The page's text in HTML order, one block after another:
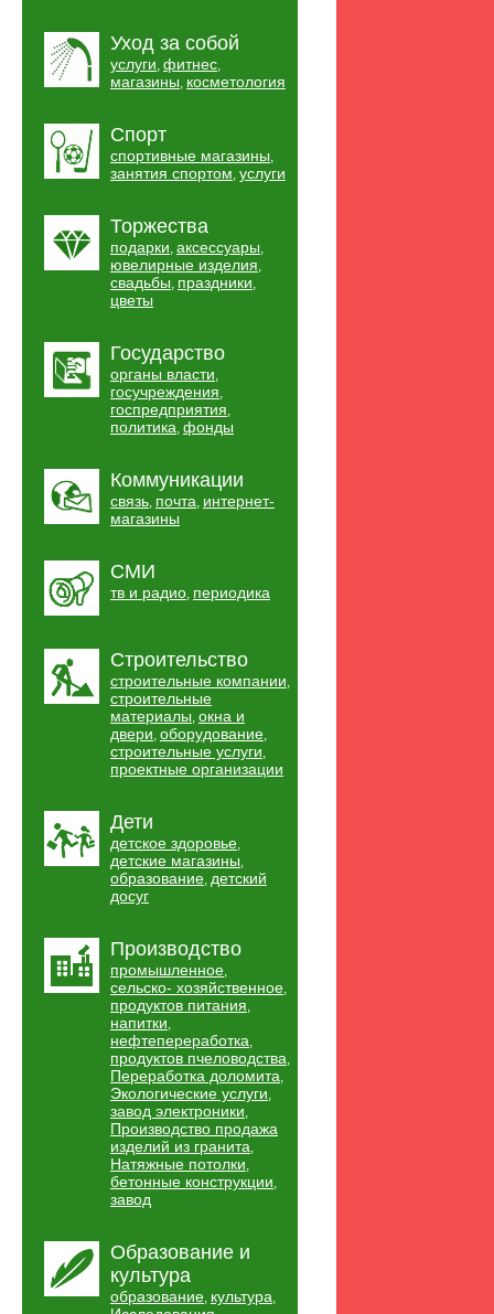
Уход за собой
услуги, фитнес,
магазины, косметология
Спорт
спортивные магазины,
занятия спортом, услуги
Торжества
подарки, аксессуары,
ювелирные изделия,
свадьбы, праздники,
цветы
Государство
органы власти,
госучреждения,
госпредприятия,
политика, фонды
Коммуникации
связь, почта, интернет-
магазины
СМИ
тв и радио, периодика
Строительство
строительные компании,
строительные
материалы, окна и
двери, оборудование,
строительные услуги,
проектные организации
Дети
детское здоровье,
детские магазины,
образование, детский
досуг
Производство
промышленное,
сельско- хозяйственное,
продуктов питания,
напитки,
нефтепереработка,
продуктов пчеловодства,
Переработка доломита,
Экологические услуги,
завод электроники,
Производство продажа
изделий из гранита,
Натяжные потолки,
бетонные конструкции,
завод
Образование и
культура
образование, культура,